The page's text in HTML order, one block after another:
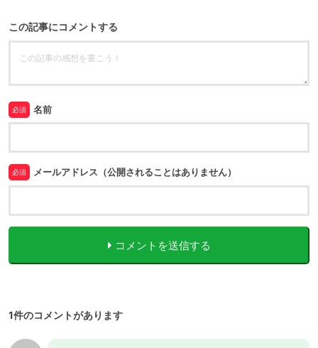
この記事にコメントする
必須 名前
必須 メールアドレス（公開されることはありません）
コメントを送信する
1件のコメントがあります